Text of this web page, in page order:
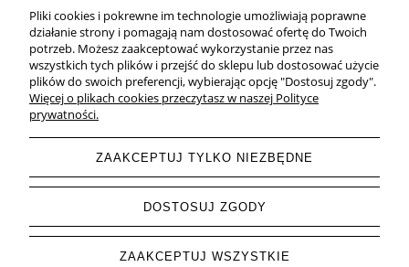
Natural Home Decor | E-mail: sklep at naturalhomedecor.pl | Tel.:
507 707 299 | NIP: 7971800592 | REGON: 381429127
Copyright © 2026 - Naturalhomedecor.pl
Pliki cookies i pokrewne im technologie umożliwiają poprawne
działanie strony i pomagają nam dostosować ofertę do Twoich
potrzeb. Możesz zaakceptować wykorzystanie przez nas
wszystkich tych plików i przejść do sklepu lub dostosować użycie
plików do swoich preferencji, wybierając opcję "Dostosuj zgody".
Więcej o plikach cookies przeczytasz w naszej Polityce
prywatności.
ZAAKCEPTUJ TYLKO NIEZBĘDNE
DOSTOSUJ ZGODY
ZAAKCEPTUJ WSZYSTKIE